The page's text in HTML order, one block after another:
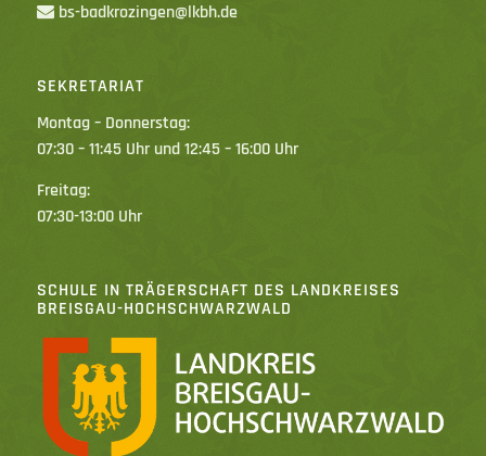
bs-badkrozingen@lkbh.de
SEKRETARIAT
Montag – Donnerstag:
07:30 – 11:45 Uhr und 12:45 – 16:00 Uhr
Freitag:
07:30-13:00 Uhr
SCHULE IN TRÄGERSCHAFT DES LANDKREISES
BREISGAU-HOCHSCHWARZWALD